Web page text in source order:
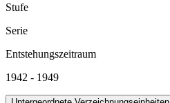
Stufe
Serie
Entstehungszeitraum
1942 - 1949